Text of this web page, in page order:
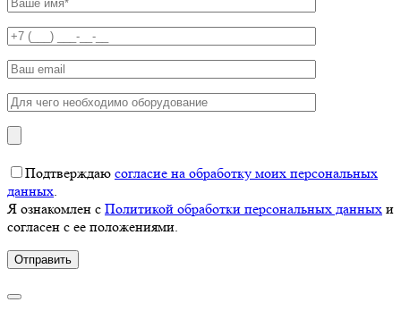
Подтверждаю согласие на обработку моих персональных
данных.
Я ознакомлен с Политикой обработки персональных данных и
согласен с ее положениями.